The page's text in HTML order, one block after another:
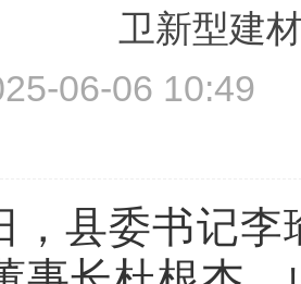
卫新型建
06-06
，县委书记